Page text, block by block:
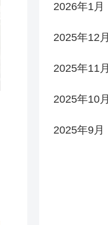
2026年1月
2025年12月
2025年11月
2025年10月
2025年9月